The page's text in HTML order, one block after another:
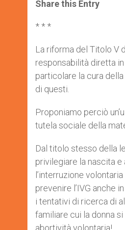
s e b
Share this Entry
* * *
La riforma del Titolo V
responsabilità diretta
particolare la cura
di questi.
Proponiamo perciò
tutela sociale della
Dal titolo stesso della
privilegiare la nascita e
l’interruzione
prevenire l’IVG anche
i tentativi di ricerca di
familiare cui la donna
abortività volontaria!